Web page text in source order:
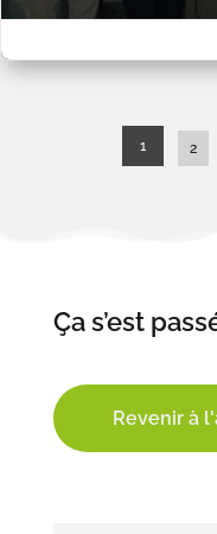
1 2
Ça s’est
Revenir à